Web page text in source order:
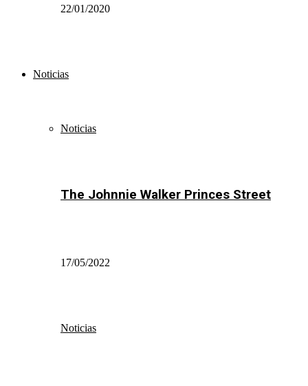
22/01/2020
Noticias
Noticias
The Johnnie Walker Princes Street
17/05/2022
Noticias